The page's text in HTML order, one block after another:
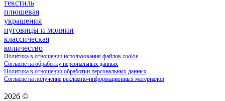
текстиль
плюшевая
украшения
пуговицы и молнии
классическая
количество
Политика в отношении использования файлов cookie
Согласие на обработку персональных данных
Политика в отношении обработки персональных данных
Согласие на получение рекламно-информационных материалов
2026 ©